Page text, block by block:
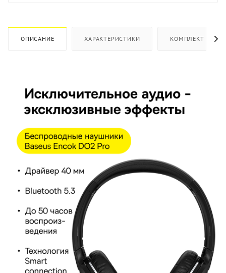
ОПИСАНИЕ ХАРАКТЕРИСТИКИ КОМПЛЕКТ